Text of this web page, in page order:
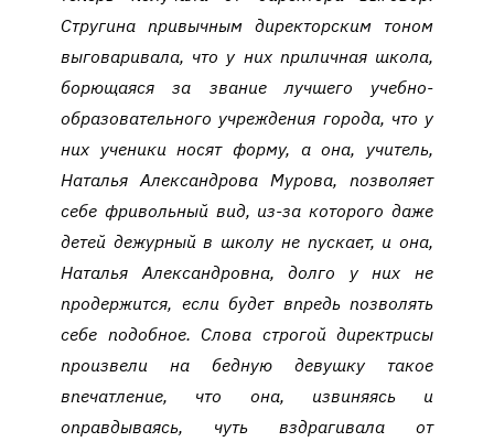
Стругина привычным директорским тоном
выговаривала, что у них приличная школа,
борющаяся за звание лучшего учебно-
образовательного учреждения города, что у
них ученики носят форму, а она, учитель,
Наталья Александрова Мурова, позволяет
себе фривольный вид, из-за которого даже
детей дежурный в школу не пускает, и она,
Наталья Александровна, долго у них не
продержится, если будет впредь позволять
себе подобное. Слова строгой директрисы
произвели на бедную девушку такое
впечатление, что она, извиняясь и
оправдываясь, чуть вздрагивала от